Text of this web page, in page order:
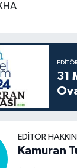
31
EDITÖR
Kamuran